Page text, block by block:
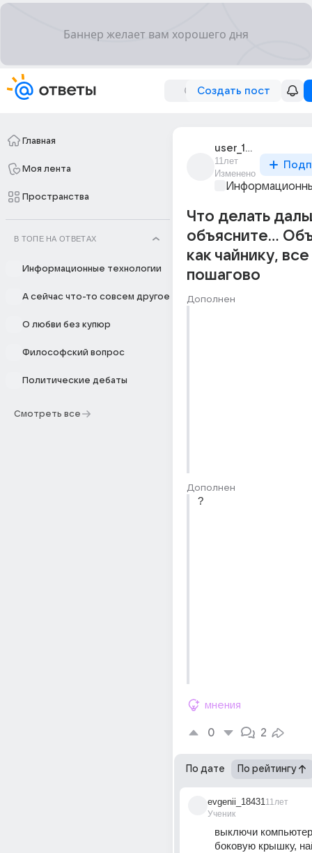
Создать пост
Главная
Моя лента
Пространства
В ТОПЕ НА ОТВЕТАХ
Информационные технологии
А сейчас что-то совсем другое
О любви без купюр
Философский вопрос
Политические дебаты
Смотреть все
user_194964790
11лет
Изменено
Что делать
объясните...
как чайнику, все
пошагово
Дополнен
Дополнен
?
мнения
0 2
По дате По рейтингу
evgenii_18431
Ученик
11лет
выключи
боковую крышку,